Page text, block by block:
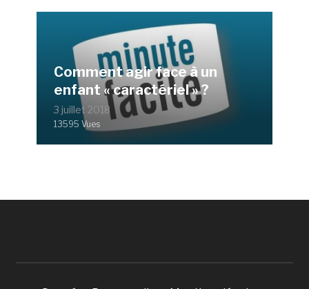
Comment agir face à un
enfant « caractériel » ?
3 juillet 2018
13595 Vues